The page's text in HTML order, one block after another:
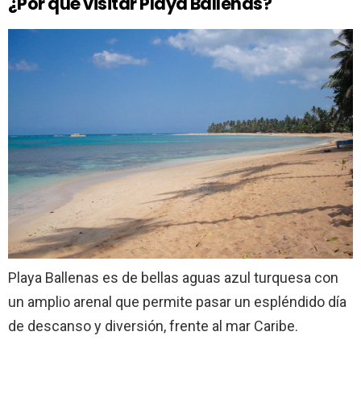
Playa Ballenas es de bellas aguas azul turquesa con
un amplio arenal que permite pasar un espléndido día
de descanso y diversión, frente al mar Caribe.